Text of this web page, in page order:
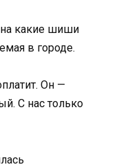
на какие шиши
в городе.
Он —
С нас только